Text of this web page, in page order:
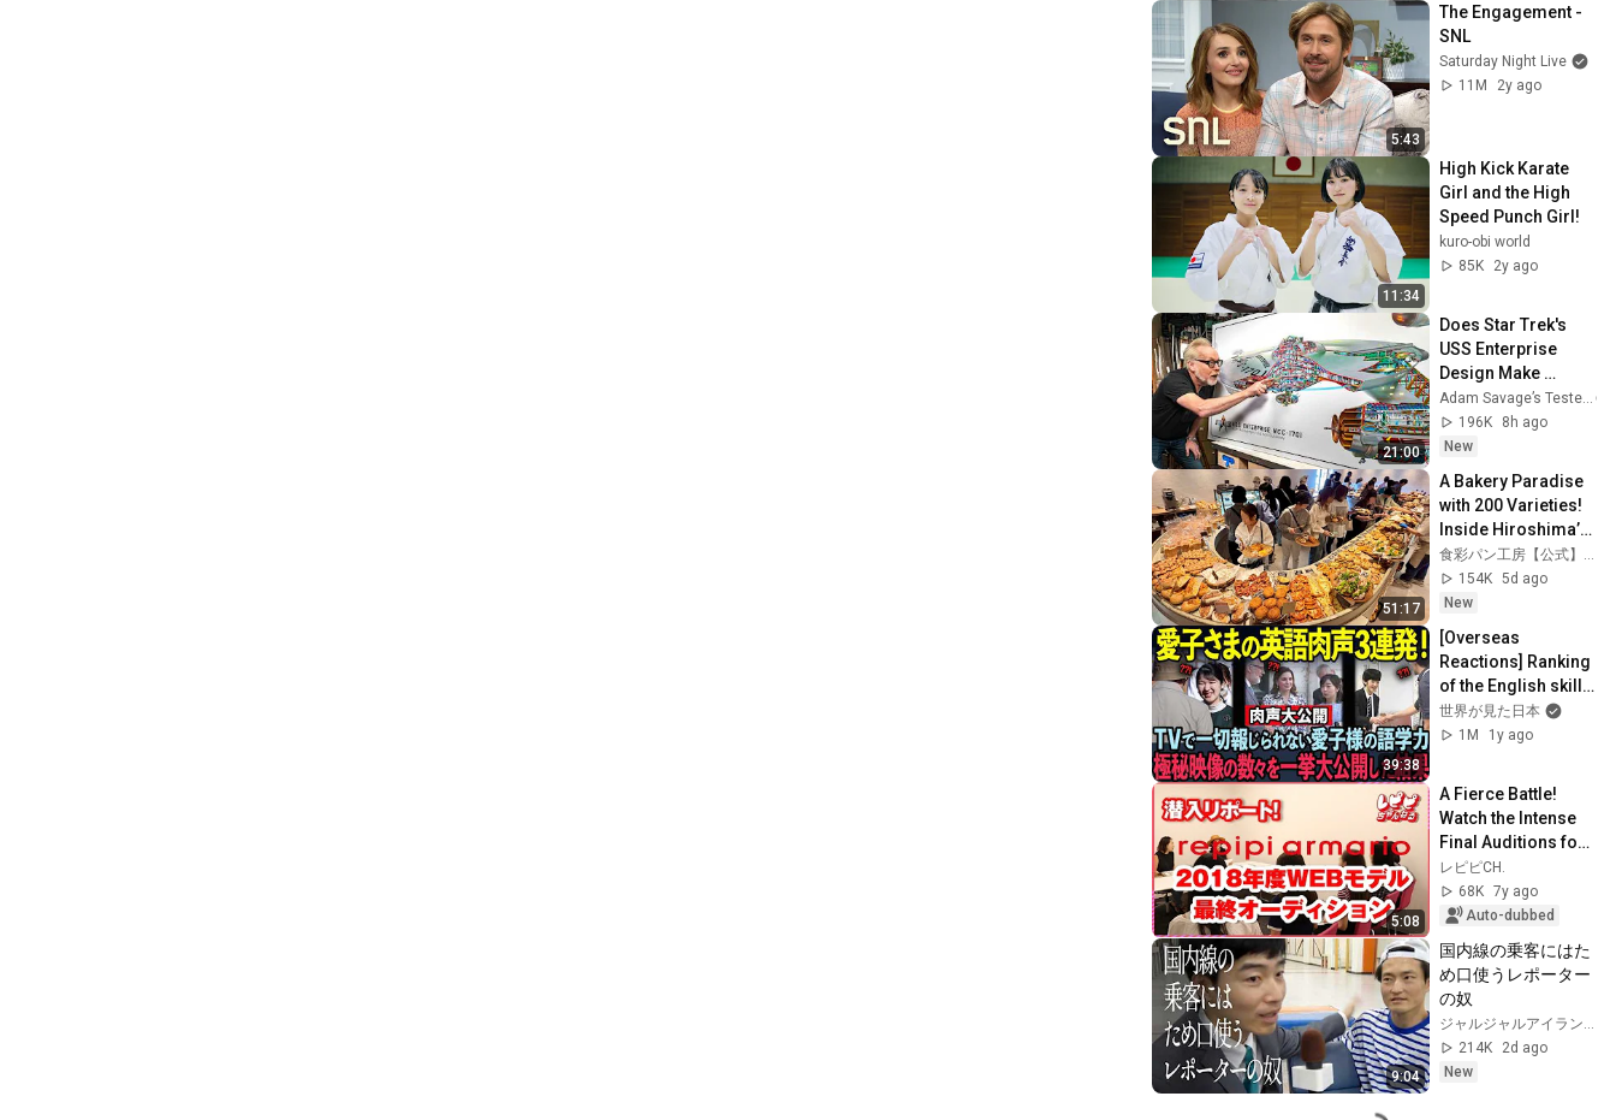
5:43
The Engagement -
SNL
Saturday Night Live
11M
2y ago
11:34
High Kick Karate
Girl and the High
Speed Punch Girl!
kuro-obi world
85K
2y ago
21:00
Does Star Trek's
USS Enterprise
Design Make
Sense?
Adam Savage’s Tested
196K
8h ago
New
51:17
A Bakery Paradise
with 200 Varieties!
Inside Hiroshima’s
Most Stylish Bakery
【ASMR】
154K 5d ago
New
39:38
[Overseas
Reactions] Ranking
of the English skills
of the three
revealed! Shocking
世界が見た日本
1M
1y ago
5:08
A Fierce Battle!
Watch the Intense
Final Auditions for
Web Models!
レピピCH.
68K 7y ago
Auto-dubbed
9:04
国内線の乗客にはた
め口使うレポーター
の奴
214K
2d ago
New